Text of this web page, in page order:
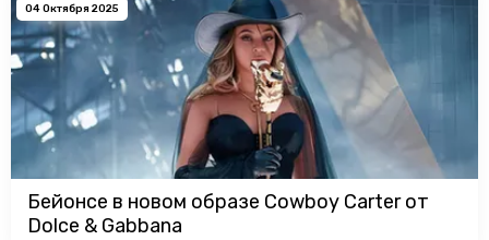
04 Октября 2025
Бейонсе в новом образе Cowboy Carter от
Dolce & Gabbana